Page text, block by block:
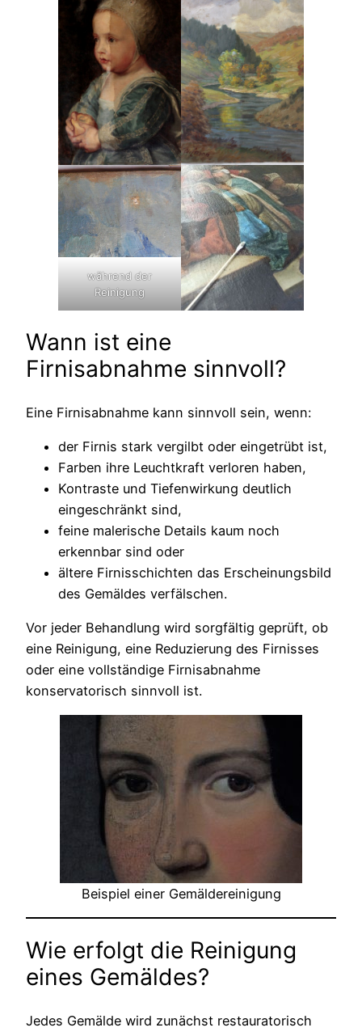
während der
Reinigung
Wann ist eine
Firnisabnahme sinnvoll?
Eine Firnisabnahme kann sinnvoll sein, wenn:
der Firnis stark vergilbt oder eingetrübt ist,
Farben ihre Leuchtkraft verloren haben,
Kontraste und Tiefenwirkung deutlich
eingeschränkt sind,
feine malerische Details kaum noch
erkennbar sind oder
ältere Firnisschichten das Erscheinungsbild
des Gemäldes verfälschen.
Vor jeder Behandlung wird sorgfältig geprüft, ob
eine Reinigung, eine Reduzierung des Firnisses
oder eine vollständige Firnisabnahme
konservatorisch sinnvoll ist.
Beispiel einer Gemäldereinigung
Wie erfolgt die Reinigung
eines Gemäldes?
Jedes Gemälde wird zunächst restauratorisch